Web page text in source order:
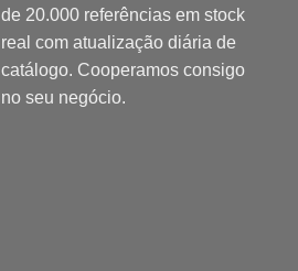
de 20.000 referências em stock
real com atualização diária de
catálogo. Cooperamos consigo
no seu negócio.